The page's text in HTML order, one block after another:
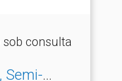
sob consulta
Semi-